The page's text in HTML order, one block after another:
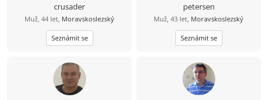
crusader
Muž, 44 let, Moravskoslezský
Seznámit se
petersen
Muž, 43 let, Moravskoslezský
Seznámit se